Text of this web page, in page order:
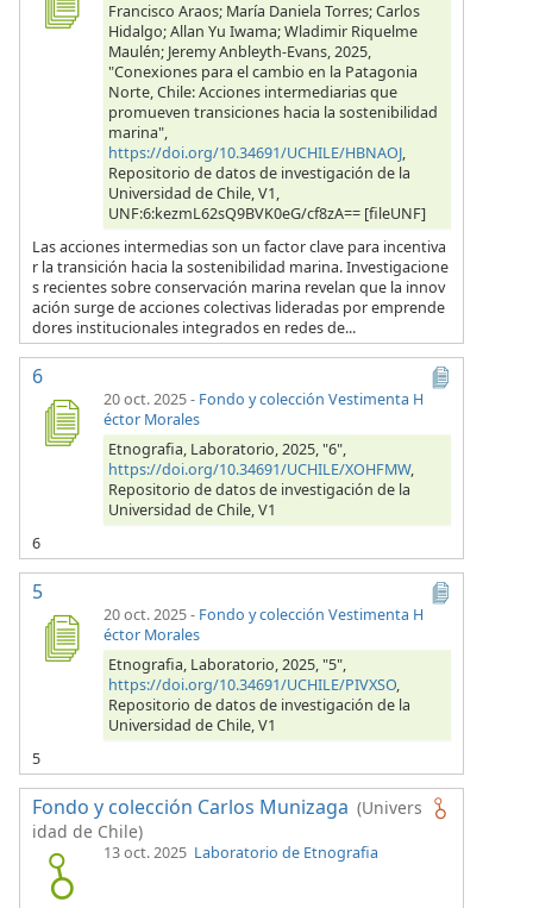
Francisco Araos; María Daniela Torres; Carlos
Hidalgo; Allan Yu Iwama; Wladimir Riquelme
Maulén; Jeremy Anbleyth-Evans, 2025,
"Conexiones para el cambio en la Patagonia
Norte, Chile: Acciones intermediarias que
promueven transiciones hacia la sostenibilidad
marina",
https://doi.org/10.34691/UCHILE/HBNAOJ,
Repositorio de datos de investigación de la
Universidad de Chile, V1,
UNF:6:kezmL62sQ9BVK0eG/cf8zA== [fileUNF]
Las acciones intermedias son un factor clave para incentiva
r la transición hacia la sostenibilidad marina. Investigacione
s recientes sobre conservación marina revelan que la innov
ación surge de acciones colectivas lideradas por emprende
dores institucionales integrados en redes de...
6
20 oct. 2025- Fondo y colección Vestimenta H
éctor Morales
Etnografia, Laboratorio, 2025, "6",
https://doi.org/10.34691/UCHILE/XOHFMW,
Repositorio de datos de investigación de la
Universidad de Chile, V1
6
5
20 oct. 2025- Fondo y colección Vestimenta H
éctor Morales
Etnografia, Laboratorio, 2025, "5",
https://doi.org/10.34691/UCHILE/PIVXSO,
Repositorio de datos de investigación de la
Universidad de Chile, V1
5
Fondo y colección Carlos Munizaga (Univers
idad de Chile)
13 oct. 2025 Laboratorio de Etnografia